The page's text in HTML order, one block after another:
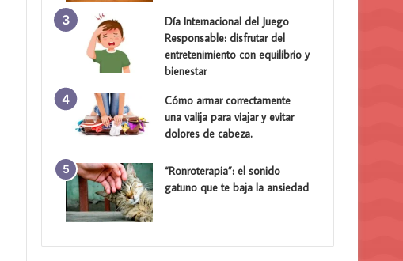
Día Internacional del Juego
Responsable: disfrutar del
entretenimiento con equilibrio y
bienestar
Cómo armar correctamente
una valija para viajar y evitar
dolores de cabeza.
“Ronroterapia”: el sonido
gatuno que te baja la ansiedad